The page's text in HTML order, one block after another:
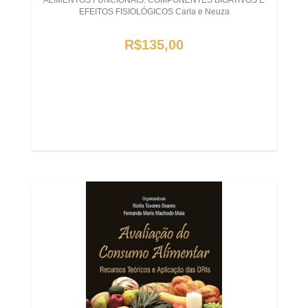
EFEITOS FISIOLÓGICOS Carla e Neuza
R$135,00